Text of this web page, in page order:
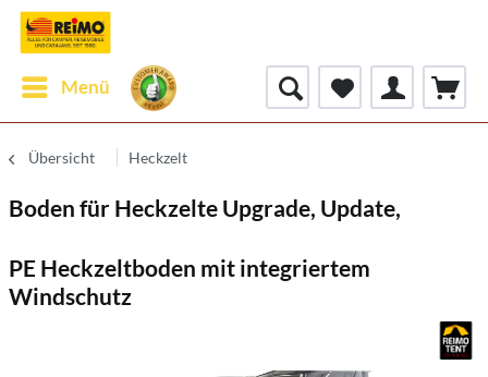
Menü
Übersicht Heckzelt
Boden für Heckzelte Upgrade, Update,
PE Heckzeltboden mit integriertem
Windschutz